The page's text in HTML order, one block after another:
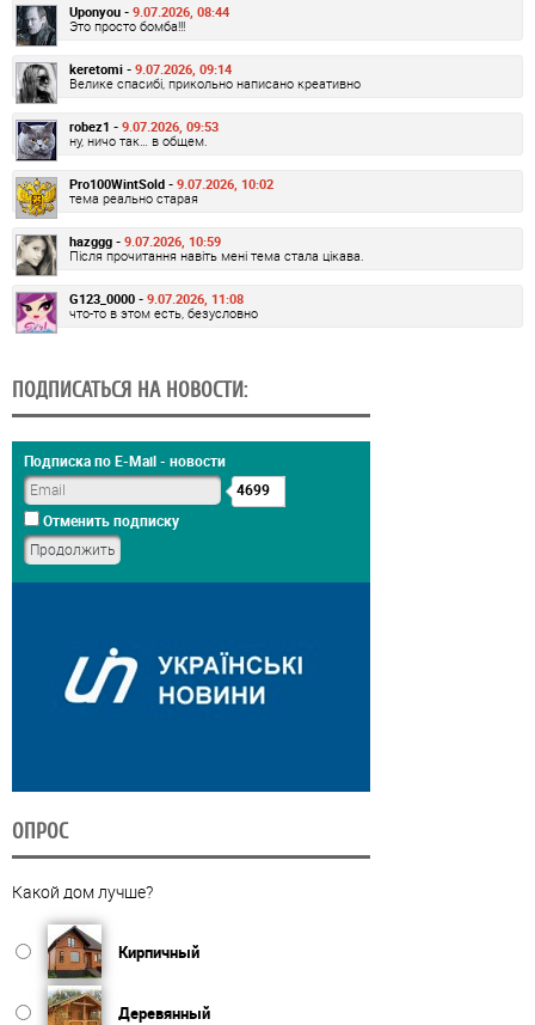
Uponyou - 9.07.2026, 08:44
Это просто бомба!!!
keretomi - 9.07.2026, 09:14
Велике спасибі, прикольно написано креативно
robez1 - 9.07.2026, 09:53
ну, ничо так… в общем.
Pro100WintSold - 9.07.2026, 10:02
тема реально старая
hazggg - 9.07.2026, 10:59
Після прочитання навіть мені тема стала цікава.
G123_0000 - 9.07.2026, 11:08
что-то в этом есть, безусловно
ПОДПИСАТЬСЯ НА НОВОСТИ:
Подписка по E-Mail - новости
4699
Отменить подписку
ОПРОС
Какой дом лучше?
Кирпичный
Деревянный